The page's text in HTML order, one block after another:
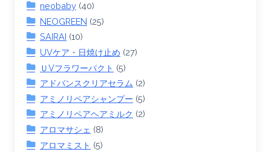
neobaby (40)
NEOGREEN (25)
SAIRAI (10)
UVケア・日焼け止め (27)
ＵVフラワーパクト (5)
アドバンスクリアセラム (2)
アミノリペアシャンプー (5)
アミノリペアヘアミルク (2)
アロマサシェ (8)
アロマミスト (5)